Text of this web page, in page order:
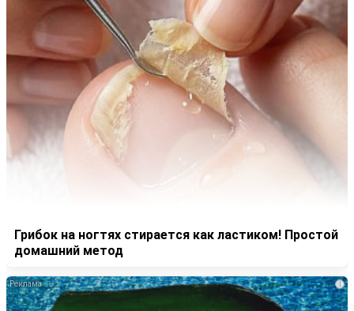
Грибок на ногтях стирается как ластиком! Простой
домашний метод
i